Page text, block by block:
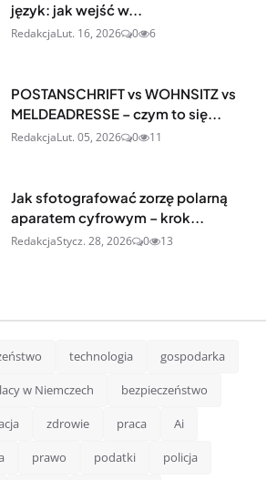
język: jak wejść w...
RedakcjaLut. 16, 2026 0 6
POSTANSCHRIFT vs WOHNSITZ vs
MELDEADRESSE – czym to się...
RedakcjaLut. 05, 2026 0 11
Jak sfotografować zorzę polarną
aparatem cyfrowym – krok...
RedakcjaStycz. 28, 2026 0 13
technologia gospodarka
w Niemczech bezpieczeństwo
zdrowie praca Ai
prawo podatki policja